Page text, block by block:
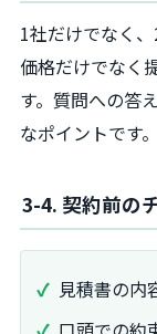
1社だけでなく
価格だけでなく
す。質問への答
なポイントです。
3-4. 契約前の
見積書の内